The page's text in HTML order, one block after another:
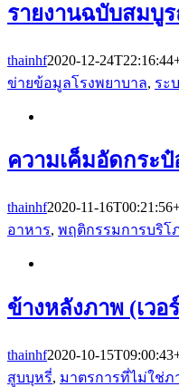
รายงานฉบับสมบู
thainhf2020-12-
ข่ายข้อมูลโรงพยาบาล, ระ
ความเค็มอัดกระ
thainhf2020-11-
อาหาร, พฤติกรรมการบริโ
ข้างหลังภาพ (เว
thainhf2020-10-
สูบบุหรี่, มาตรการที่ไม่ใช่ภ